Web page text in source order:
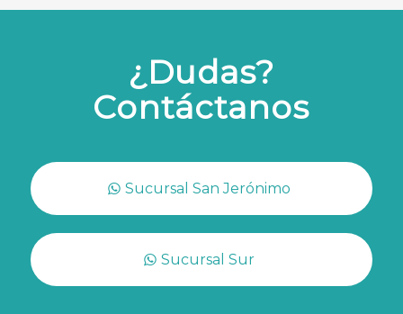
¿Dudas?
Contáctanos
Sucursal San Jerónimo
Sucursal Sur